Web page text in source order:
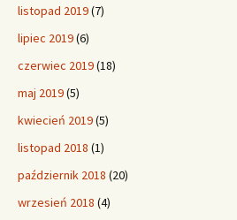
listopad 2019(7)
lipiec 2019(6)
czerwiec 2019(18)
maj 2019(5)
kwiecień 2019(5)
listopad 2018 (1)
październik 2018 (20)
wrzesień 2018 (4)